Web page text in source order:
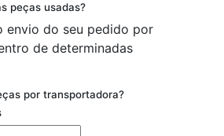
peças usadas?
envio do seu pedido por
de determinadas
por transportadora?